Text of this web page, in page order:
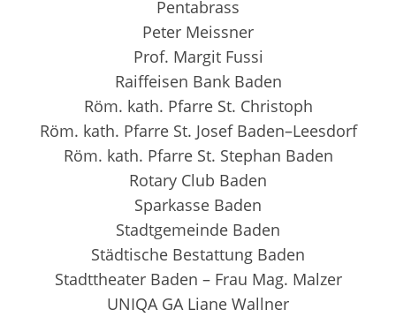
Pentabrass
Peter Meissner
Prof. Margit Fussi
Raiffeisen Bank Baden
Röm. kath. Pfarre St. Christoph
Röm. kath. Pfarre St. Josef Baden–Leesdorf
Röm. kath. Pfarre St. Stephan Baden
Rotary Club Baden
Sparkasse Baden
Stadtgemeinde Baden
Städtische Bestattung Baden
Stadttheater Baden – Frau Mag. Malzer
UNIQA GA Liane Wallner